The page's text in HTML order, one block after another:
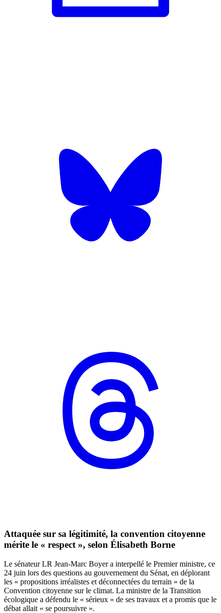
Attaquée sur sa légitimité, la convention citoyenne
mérite le « respect », selon Élisabeth Borne
Le sénateur LR Jean-Marc Boyer a interpellé le Premier ministre, ce
24 juin lors des questions au gouvernement du Sénat, en déplorant
les « propositions irréalistes et déconnectées du terrain » de la
Convention citoyenne sur le climat. La ministre de la Transition
écologique a défendu le « sérieux » de ses travaux et a promis que le
débat allait « se poursuivre ».